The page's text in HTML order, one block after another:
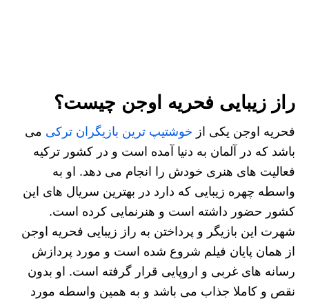
راز زیبایی فحریه اوجن چیست؟
فحریه اوجن یکی از خوشتیپ ترین بازیگران ترکی می
باشد که در آلمان به دنیا آمده است و در کشور ترکیه
فعالیت های هنری خودش را انجام می دهد. او به
واسطه چهره زیبایی که دارد در بهترین سریال های این
کشور حضور داشته است و هنرنمایی کرده است.
شهرت این بازیگر و پرداختن به راز زیبایی فحریه اوجن
از همان پایان فیلم شروع شده است و مورد پردازش‌
رسانه های غربی و اروپایی قرار گرفته است. او بدون
نقص و کاملا جذاب می باشد و به همین واسطه مورد